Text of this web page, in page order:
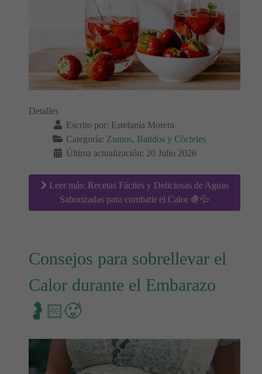
Detalles
Escrito por: Estefanía Morera
Categoría: Zumos, Batidos y Cócteles
Última actualización: 20 Julio 2026
Leer más: Recetas Fáciles y Deliciosas de Aguas
Saborizadas para combatir el Calor 🍇💦
Consejos para sobrellevar el
Calor durante el Embarazo
🤰🏻🥵